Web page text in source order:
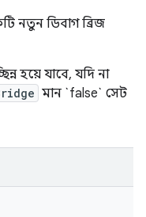
নতুন ডিবাগ ব্রিজ
হয়ে যাবে, যদি না
মান `false` সেট